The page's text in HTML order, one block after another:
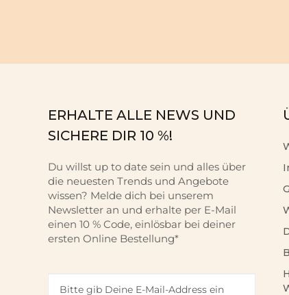
ERHALTE ALLE NEWS UND
SICHERE DIR 10 %!
Du willst up to date sein und alles über
die neuesten Trends und Angebote
wissen? Melde dich bei unserem
Newsletter an und erhalte per E-Mail
einen 10 % Code, einlösbar bei deiner
ersten Online Bestellung*